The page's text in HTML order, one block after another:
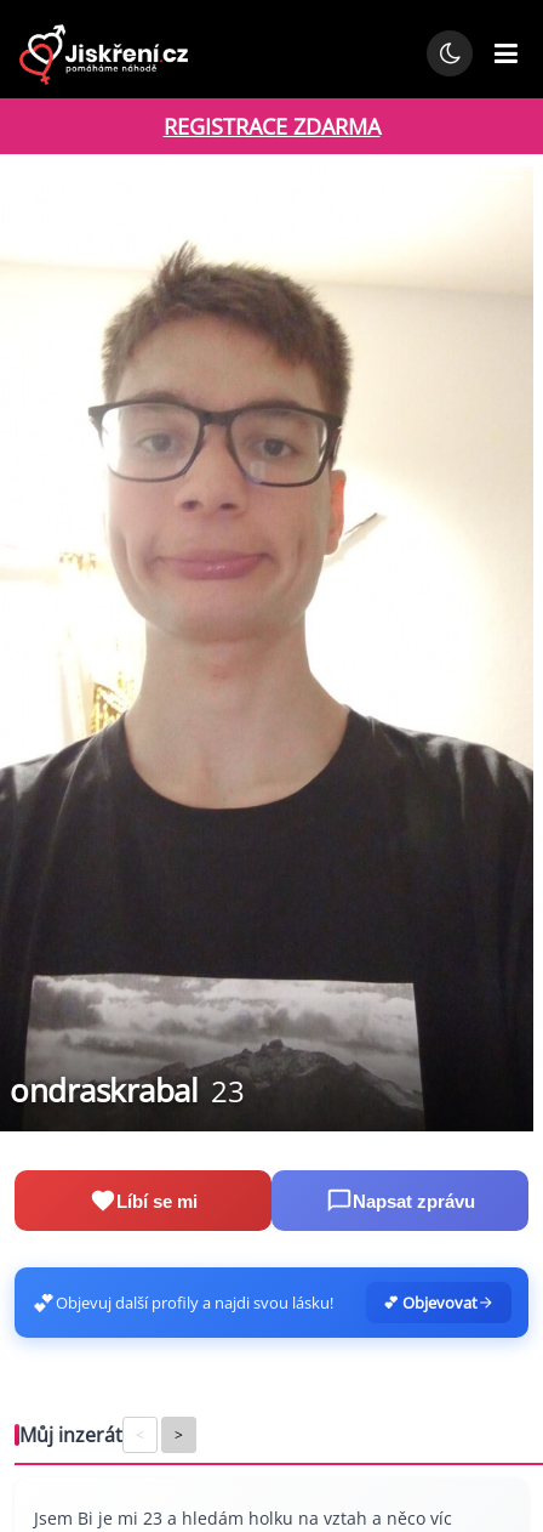
REGISTRACE ZDARMA
ondraskrabal 23
Líbí se mi Napsat zprávu
💕Objevuj další profily a najdi svou lásku! 💕 Objevovat
Můj inzerát < >
Jsem Bi je mi 23 a hledám holku na vztah a něco víc